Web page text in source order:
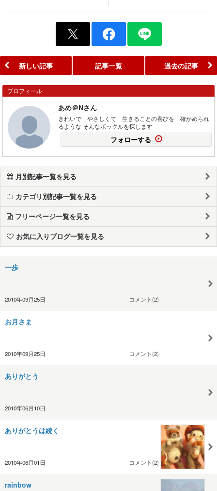
新しい記事 記事一覧 過去の記事
プロフィール
あめ＠Nさん
きれいで やさしくて 生きることの喜びを 確かめられ
るような そんなポックルを探します
フォローする
月別記事一覧を見る
カテゴリ別記事一覧を見る
フリーページ一覧を見る
お気に入りブログ一覧を見る
一歩
2010年09月25日 コメント(2)
お月さま
2010年09月25日 コメント(2)
ありがとう
2010年06月10日
ありがとうは続く
2010年06月01日 コメント(2)
rainbow